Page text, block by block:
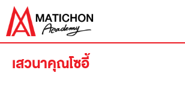
Skip
content
เสวนาคุณโซอี้